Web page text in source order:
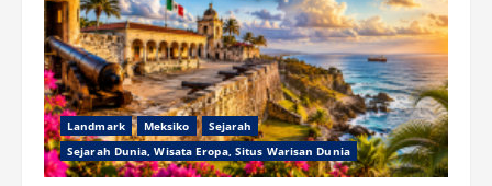
Landmark Meksiko
Sejarah
Sejarah Dunia, Wisata Eropa, Situs Warisan Dunia